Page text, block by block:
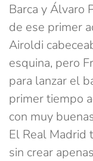
Barca y Álvaro
de ese primer
Airoldi
esquina, pero
para lanzar el
primer tiempo
con muy
El Real Madrid
sin crear